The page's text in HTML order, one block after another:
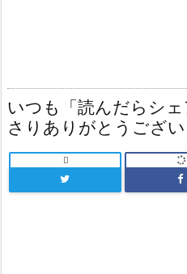
いつも「読んだらシ
さりありがとうござい
